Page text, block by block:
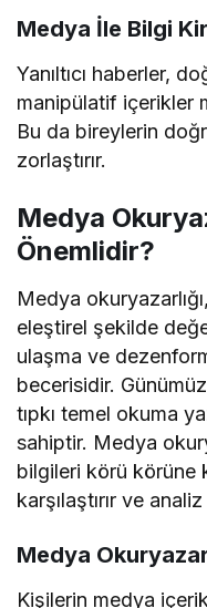
Medya İle Bilgi
Yanıltıcı haberler,
manipülatif içerikler
Bu da bireylerin
zorlaştırır.
Medya
Önemlidir?
Medya
eleştirel şekilde
ulaşma ve
becerisidir.
tıpkı temel okuma
sahiptir. Medya
bilgileri körü körüne
karşılaştırır ve
Medya
Kişilerin medya